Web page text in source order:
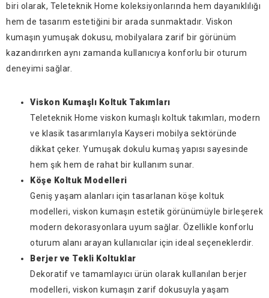
biri olarak, Teleteknik Home koleksiyonlarında hem dayanıklılığı
hem de tasarım estetiğini bir arada sunmaktadır. Viskon
kumaşın yumuşak dokusu, mobilyalara zarif bir görünüm
kazandırırken aynı zamanda kullanıcıya konforlu bir oturum
deneyimi sağlar.
Viskon Kumaşlı Koltuk Takımları
Teleteknik Home viskon kumaşlı koltuk takımları, modern
ve klasik tasarımlarıyla Kayseri mobilya sektöründe
dikkat çeker. Yumuşak dokulu kumaş yapısı sayesinde
hem şık hem de rahat bir kullanım sunar.
Köşe Koltuk Modelleri
Geniş yaşam alanları için tasarlanan köşe koltuk
modelleri, viskon kumaşın estetik görünümüyle birleşerek
modern dekorasyonlara uyum sağlar. Özellikle konforlu
oturum alanı arayan kullanıcılar için ideal seçeneklerdir.
Berjer ve Tekli Koltuklar
Dekoratif ve tamamlayıcı ürün olarak kullanılan berjer
modelleri, viskon kumaşın zarif dokusuyla yaşam